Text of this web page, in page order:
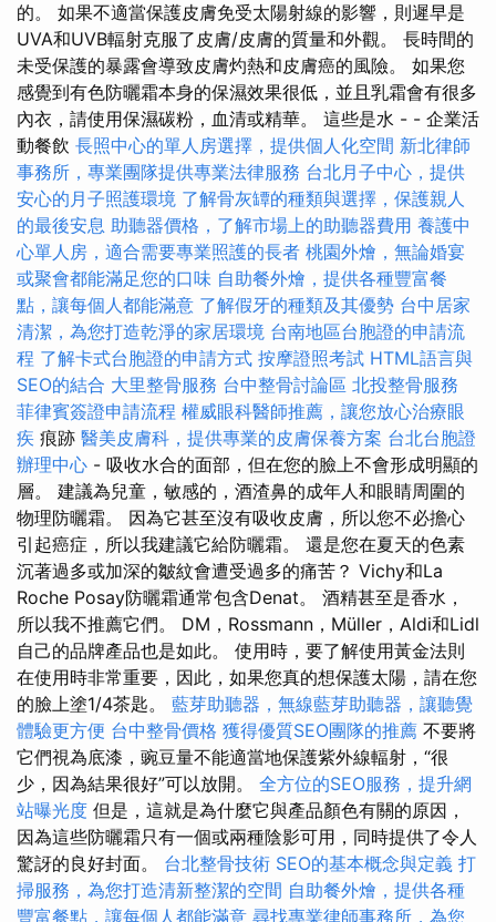
的。 如果不適當保護皮膚免受太陽射線的影響，則遲早是
UVA和UVB輻射克服了皮膚/皮膚的質量和外觀。 長時間的
未受保護的暴露會導致皮膚灼熱和皮膚癌的風險。 如果您
感覺到有色防曬霜本身的保濕效果很低，並且乳霜會有很多
內衣，請使用保濕碳粉，血清或精華。 這些是水 - - 企業活
動餐飲 長照中心的單人房選擇，提供個人化空間 新北律師
事務所，專業團隊提供專業法律服務 台北月子中心，提供
安心的月子照護環境 了解骨灰罈的種類與選擇，保護親人
的最後安息 助聽器價格，了解市場上的助聽器費用 養護中
心單人房，適合需要專業照護的長者 桃園外燴，無論婚宴
或聚會都能滿足您的口味 自助餐外燴，提供各種豐富餐
點，讓每個人都能滿意 了解假牙的種類及其優勢 台中居家
清潔，為您打造乾淨的家居環境 台南地區台胞證的申請流
程 了解卡式台胞證的申請方式 按摩證照考試 HTML語言與
SEO的結合 大里整骨服務 台中整骨討論區 北投整骨服務
菲律賓簽證申請流程 權威眼科醫師推薦，讓您放心治療眼
疾 痕跡 醫美皮膚科，提供專業的皮膚保養方案 台北台胞證
辦理中心 - 吸收水合的面部，但在您的臉上不會形成明顯的
層。 建議為兒童，敏感的，酒渣鼻的成年人和眼睛周圍的
物理防曬霜。 因為它甚至沒有吸收皮膚，所以您不必擔心
引起癌症，所以我建議它給防曬霜。 還是您在夏天的色素
沉著過多或加深的皺紋會遭受過多的痛苦？ Vichy和La
Roche Posay防曬霜通常包含Denat。 酒精甚至是香水，
所以我不推薦它們。 DM，Rossmann，Müller，Aldi和Lidl
自己的品牌產品也是如此。 使用時，要了解使用黃金法則
在使用時非常重要，因此，如果您真的想保護太陽，請在您
的臉上塗1/4茶匙。 藍芽助聽器，無線藍芽助聽器，讓聽覺
體驗更方便 台中整骨價格 獲得優質SEO團隊的推薦 不要將
它們視為底漆，豌豆量不能適當地保護紫外線輻射，“很
少，因為結果很好”可以放開。 全方位的SEO服務，提升網
站曝光度 但是，這就是為什麼它與產品顏色有關的原因，
因為這些防曬霜只有一個或兩種陰影可用，同時提供了令人
驚訝的良好封面。 台北整骨技術 SEO的基本概念與定義 打
掃服務，為您打造清新整潔的空間 自助餐外燴，提供各種
豐富餐點，讓每個人都能滿意 尋找專業律師事務所，為您